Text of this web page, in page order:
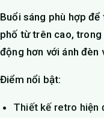
Buổi sáng phù hợp
phố từ trên cao,
động hơn với ánh đèn
Điểm nổi bật:
Thiết kế retro hiện